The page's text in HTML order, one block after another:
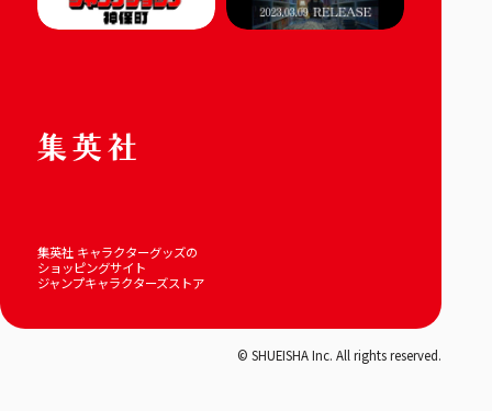
集英社 キャラクターグッズの
ショッピングサイト
ジャンプキャラクターズストア
© SHUEISHA Inc. All rights reserved.